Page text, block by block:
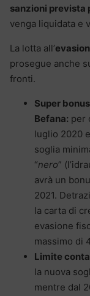
sanzioni prevista
venga liquidata e
La lotta all’
prosegue anche
fronti.
Super bonus
Befana: per
luglio 2020
soglia
“nero”
avrà un
2021.
la carta di
evasione
massimo di
Limite
la nuova
mentre dal